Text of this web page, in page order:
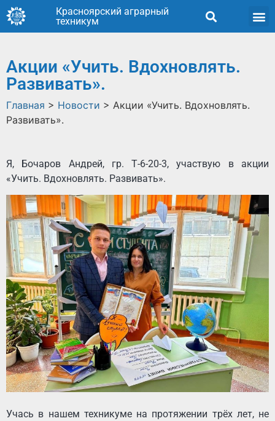
Красноярский аграрный
техникум
Акции «Учить. Вдохновлять.
Развивать».
Главная > Новости > Акции «Учить. Вдохновлять.
Развивать».
Я, Бочаров Андрей, гр. Т-6-20-3, участвую в акции
«Учить. Вдохновлять. Развивать».
Учась в нашем техникуме на протяжении трёх лет, не